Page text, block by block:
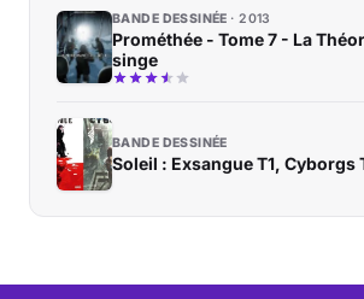
BANDE DESSINÉE 2013
Prométhée - Tome 7 - La
singe
BANDE DESSINÉE
Soleil : Exsangue T1, Cyborgs